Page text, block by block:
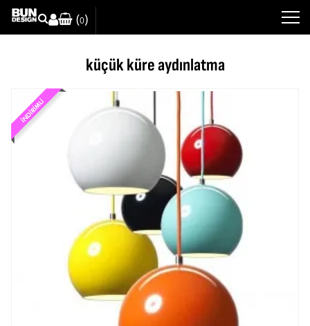
(0)
küçük küre aydınlatma